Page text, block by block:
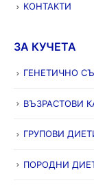
КОНТАКТИ
ЗА КУЧЕТА
ГЕНЕТИЧНО
ВЪЗРАСТОВИ
ГРУПОВИ
ПОРОДНИ